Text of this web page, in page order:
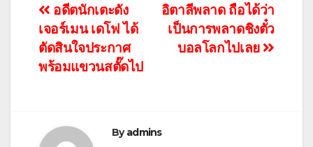
แนะแนว
เรื่อง
อิตาลีพลาด ถือได้ว่า
เป็นการพลาดชิงตั๋ว
บอลโลกไปเลย
อดีตนักเตะดัง
เจอร์เมน เดโฟ ได้
ตัดสินใจประกาศ
พร้อมแขวนสตั๊ดไป
Byadmins